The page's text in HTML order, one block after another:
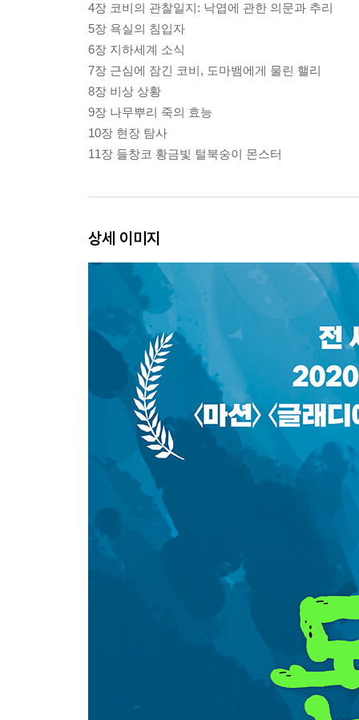
4장 코비의 관찰일지: 낙엽에 관한 의문과 추리
5장 욕실의 침입자
6장 지하세계 소식
7장 근심에 잠긴 코비, 도마뱀에게 물린 핼리
8장 비상 상황
9장 나무뿌리 죽의 효능
10장 현장 탐사
11장 들창코 황금빛 털북숭이 몬스터
상세 이미지